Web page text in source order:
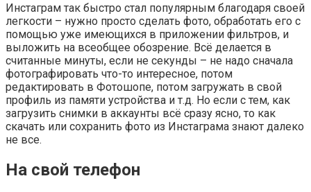
Инстаграм так быстро стал популярным благодаря своей
легкости – нужно просто сделать фото, обработать его с
помощью уже имеющихся в приложении фильтров, и
выложить на всеобщее обозрение. Всё делается в
считанные минуты, если не секунды – не надо сначала
фотографировать что-то интересное, потом
редактировать в Фотошопе, потом загружать в свой
профиль из памяти устройства и т.д. Но если с тем, как
загрузить снимки в аккаунты всё сразу ясно, то как
скачать или сохранить фото из Инстаграма знают далеко
не все.
На свой телефон